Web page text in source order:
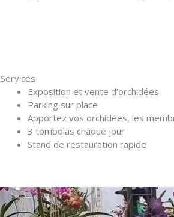
Services
Exposition et vente d’orchidées
Parking sur place
Apportez vos orchidées, les
3 tombolas chaque jour
Stand de restauration rapide